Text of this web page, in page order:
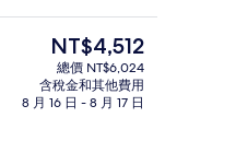
會議設施
目
前
的
價
NT$4,512
總價 NT$6,024
含稅金和其他費用
8 月 16 日 - 8 月 17 日